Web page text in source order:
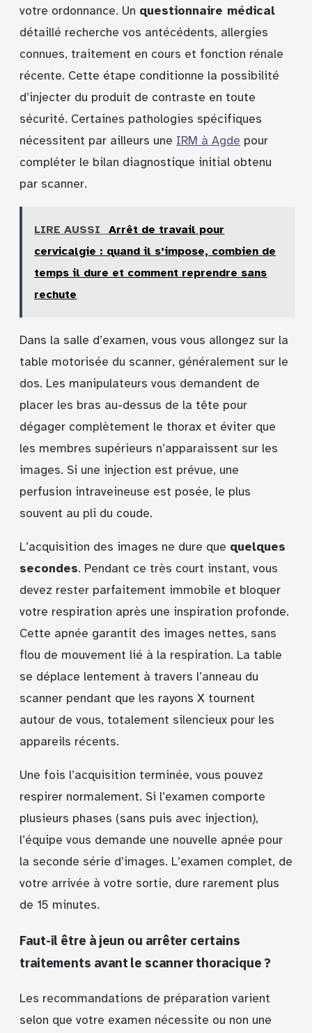
votre ordonnance. Un questionnaire médical
détaillé recherche vos antécédents, allergies
connues, traitement en cours et fonction rénale
récente. Cette étape conditionne la possibilité
d’injecter du produit de contraste en toute
sécurité. Certaines pathologies spécifiques
nécessitent par ailleurs une IRM à Agde pour
compléter le bilan diagnostique initial obtenu
par scanner.
LIRE AUSSI
Arrêt de travail pour
cervicalgie : quand il s’impose, combien de
temps il dure et comment reprendre sans
rechute
Dans la salle d’examen, vous vous allongez sur la
table motorisée du scanner, généralement sur le
dos. Les manipulateurs vous demandent de
placer les bras au-dessus de la tête pour
dégager complètement le thorax et éviter que
les membres supérieurs n’apparaissent sur les
images. Si une injection est prévue, une
perfusion intraveineuse est posée, le plus
souvent au pli du coude.
L’acquisition des images ne dure que quelques
secondes. Pendant ce très court instant, vous
devez rester parfaitement immobile et bloquer
votre respiration après une inspiration profonde.
Cette apnée garantit des images nettes, sans
flou de mouvement lié à la respiration. La table
se déplace lentement à travers l’anneau du
scanner pendant que les rayons X tournent
autour de vous, totalement silencieux pour les
appareils récents.
Une fois l’acquisition terminée, vous pouvez
respirer normalement. Si l’examen comporte
plusieurs phases (sans puis avec injection),
l’équipe vous demande une nouvelle apnée pour
la seconde série d’images. L’examen complet, de
votre arrivée à votre sortie, dure rarement plus
de 15 minutes.
Faut-il être à jeun ou arrêter certains
traitements avant le scanner thoracique ?
Les recommandations de préparation varient
selon que votre examen nécessite ou non une